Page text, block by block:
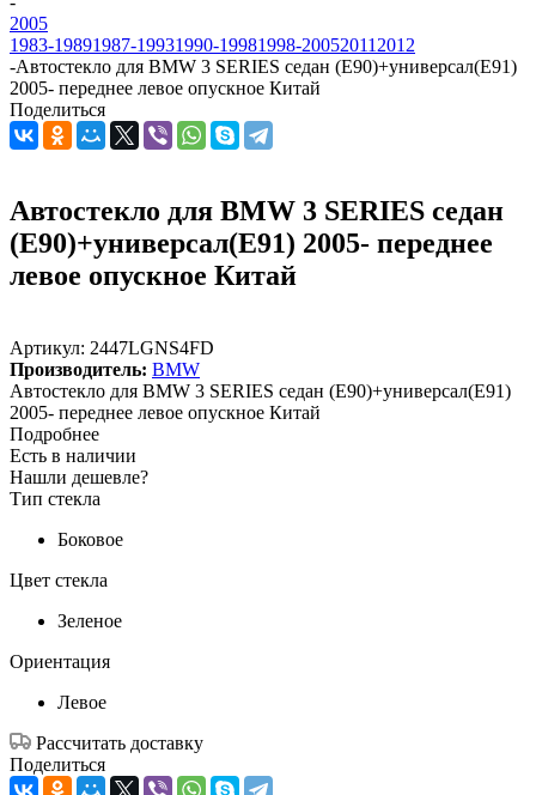
2005
1983-19891987-19931990-19981998-20052011 2012
-Автостекло для BMW 3 SERIES седан (E90)+универсал(E91)
2005- переднее левое опускное Китай
Поделиться
Автостекло для BMW 3 SERIES седан
(E90)+универсал(E91) 2005- переднее
левое опускное Китай
Артикул: 2447LGNS4FD
Производитель: BMW
Автостекло для BMW 3 SERIES седан (E90)+универсал(E91)
2005- переднее левое опускное Китай
Подробнее
Есть в наличии
Нашли дешевле?
Тип стекла
Боковое
Цвет стекла
Зеленое
Ориентация
Левое
Рассчитать доставку
Поделиться